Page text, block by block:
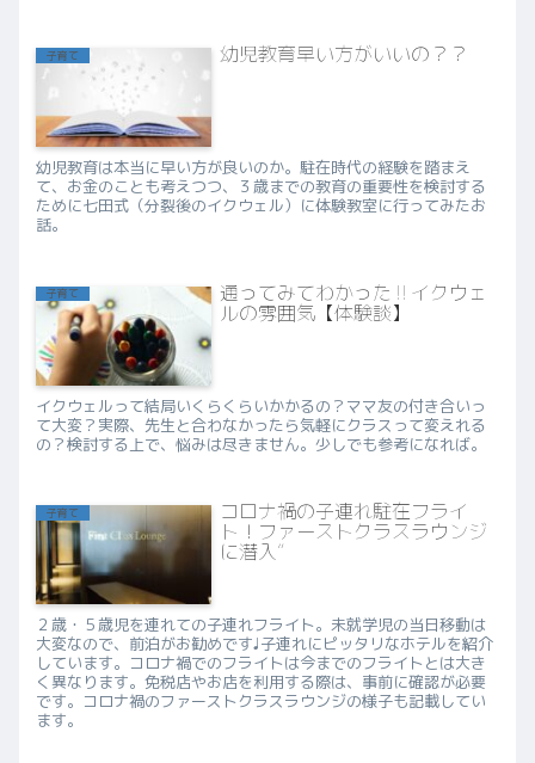
子育て 幼児教育早い方がいいの？？
幼児教育は本当に早い方が良いのか。駐在時代の経験を踏まえ
て、お金のことも考えつつ、３歳までの教育の重要性を検討する
ために七田式（分裂後のイクウェル）に体験教室に行ってみたお
話。
子育て 通ってみてわかった‼︎イクウェ
ルの雰囲気【体験談】
イクウェルって結局いくらくらいかかるの？ママ友の付き合いっ
て大変？実際、先生と合わなかったら気軽にクラスって変えれる
の？検討する上で、悩みは尽きません。少しでも参考になれば。
子育て コロナ禍の子連れ駐在フライ
ト！ファーストクラスラウンジ
に潜入”
２歳・５歳児を連れての子連れフライト。未就学児の当日移動は
大変なので、前泊がお勧めです♩子連れにピッタリなホテルを紹介
しています。コロナ禍でのフライトは今までのフライトとは大き
く異なります。免税店やお店を利用する際は、事前に確認が必要
です。コロナ禍のファーストクラスラウンジの様子も記載してい
ます。